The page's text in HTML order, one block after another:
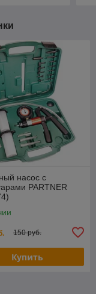
насос с
PARTNER
150 руб.
Купить